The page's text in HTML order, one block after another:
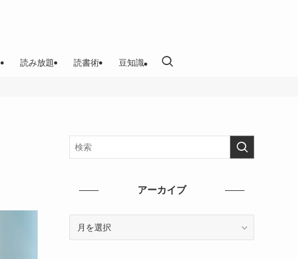
読み放題 読書術 豆知識
アーカイブ